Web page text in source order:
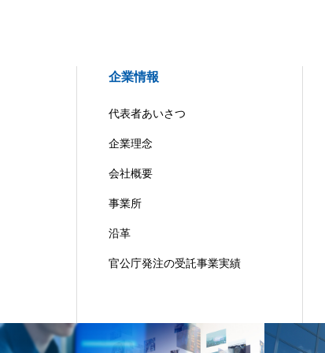
企業情報
代表者あいさつ
企業理念
会社概要
事業所
沿革
官公庁発注の受託事業実績